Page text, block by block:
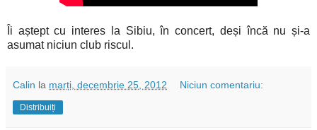
Îi aștept cu interes la Sibiu, în concert, deși încă nu și-a
asumat niciun club riscul.
Calin la marți, decembrie 25, 2012 Niciun comentariu:
Distribuiți